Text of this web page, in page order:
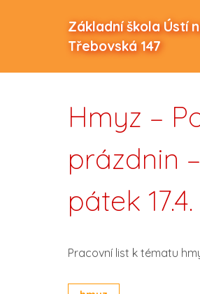
Základní škola Ústí
Třebovská 147
Hmyz –
prázdnin
pátek 17.4.
Pracovní list k tématu